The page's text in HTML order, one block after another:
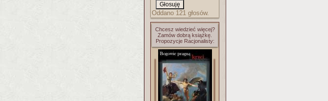
Oddano 121 głosów.
Chcesz wiedzieć więcej?
Zamów dobrą książkę.
Propozycje Racjonalisty: